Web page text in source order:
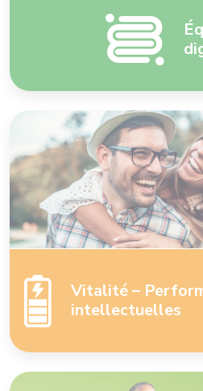
Vitalité –
intellectuelles